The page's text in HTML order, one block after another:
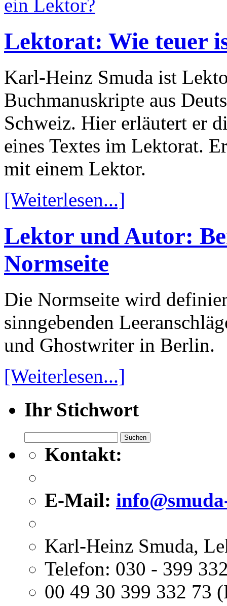
Lektorat: Wie teuer
Karl-Heinz Smuda ist
Buchmanuskripte aus
Schweiz. Hier erläutert er
eines Textes im Lektorat.
mit einem Lektor.
[Weiterlesen...]
Lektor und Autor:
Normseite
Die Normseite wird
sinngebenden
und Ghostwriter in Berlin.
[Weiterlesen...]
Ihr Stichwort
nach: Kontakt:
E-Mail:
Karl-Heinz Smuda,
Telefon: 030 - 399
00 49 30 399 332 73